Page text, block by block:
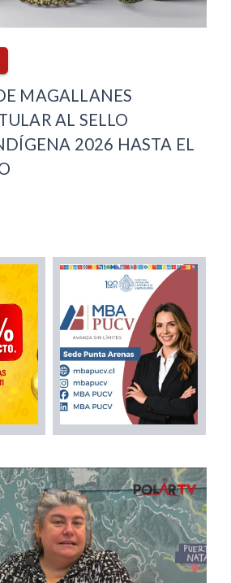
MAGALLANES
AL SELLO
2026 HASTA EL